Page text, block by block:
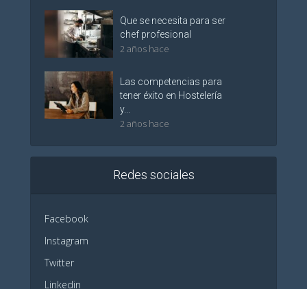
Que se necesita para ser
chef profesional
2 años hace
Las competencias para
tener éxito en Hostelería
y...
2 años hace
Redes sociales
Facebook
Instagram
Twitter
Linkedin